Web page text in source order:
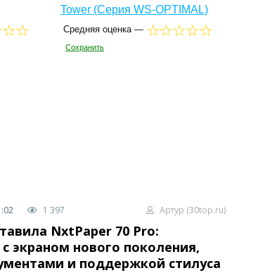
Tower (Серия WS-OPTIMAL)
Средняя оценка —
Сохранить
1 397 Артур (30top.ru)
NxtPaper 70 Pro:
экраном нового поколения,
и поддержкой стилуса